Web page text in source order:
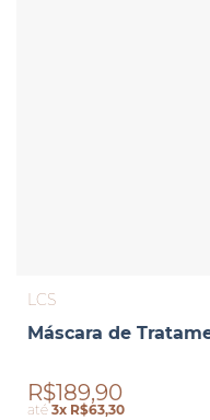
LCS
Máscara de
R$189,90
até3x R$63,30